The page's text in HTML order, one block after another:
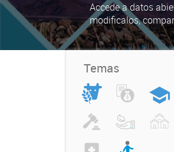
Accede a datos
modificalos,
Temas